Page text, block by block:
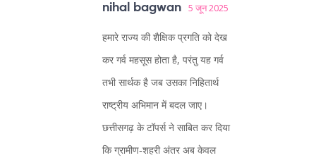
nihal bagwan 5 जून 2025
हमारे राज्य की शैक्षिक प्रगति को देख
कर गर्व महसूस होता है, परंतु यह गर्व
तभी सार्थक है जब उसका निहितार्थ
राष्ट्रीय अभिमान में बदल जाए।
छत्तीसगढ़ के टॉपर्स ने साबित कर दिया
कि ग्रामीण‑शहरी अंतर अब केवल